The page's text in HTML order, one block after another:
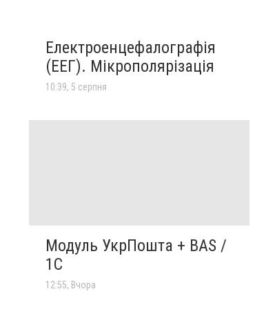
Електроенцефалографія
(ЕЕГ). Мікрополярізація
10:39, 5 серпня
Модуль УкрПошта + BAS /
1C
12:55, Вчора